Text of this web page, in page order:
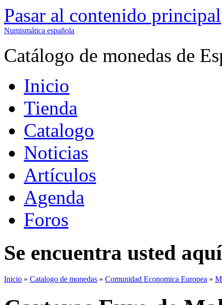
Pasar al contenido principal
Numismática española
Catálogo de monedas de
Inicio
Tienda
Catalogo
Noticias
Artículos
Agenda
Foros
Se encuentra usted aquí
Inicio » Catalogo de monedas » Comunidad Economica Europea »